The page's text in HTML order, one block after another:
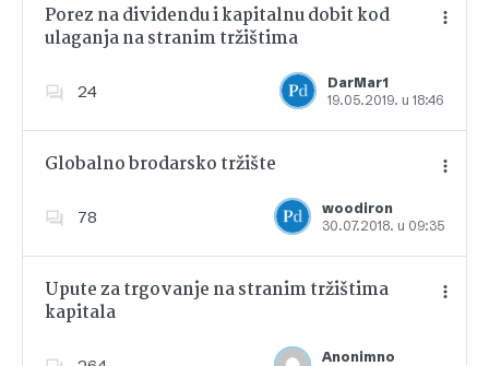
Porez na dividendu i kapitalnu dobit kod
ulaganja na stranim tržištima
24
DarMar1
19.05.2019. u 18:46
Dodajte u favorite
Globalno brodarsko tržište
78
woodiron
30.07.2018. u 09:35
Dodajte u favorite
Upute za trgovanje na stranim tržištima
kapitala
Anonimno
Dodajte u favorite